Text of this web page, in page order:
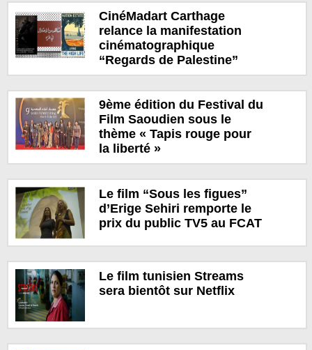
CinéMadart Carthage
relance la manifestation
cinématographique
“Regards de Palestine”
9ème édition du Festival du
Film Saoudien sous le
thème « Tapis rouge pour
la liberté »
Le film “Sous les figues”
d’Erige Sehiri remporte le
prix du public TV5 au FCAT
Le film tunisien Streams
sera bientôt sur Netflix